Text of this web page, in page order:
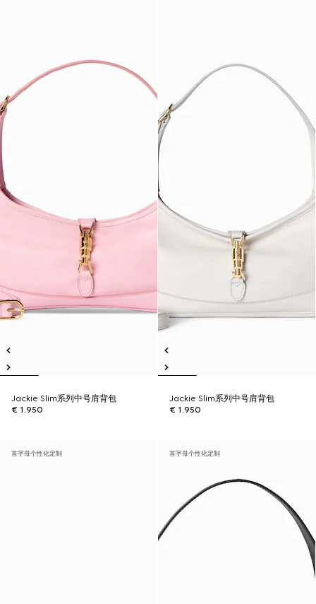
Jackie Slim系列中号肩背包
€ 1.950
Jackie Slim系列中号肩背包
€ 1.950
首字母个性化定制 首字母个性化定制